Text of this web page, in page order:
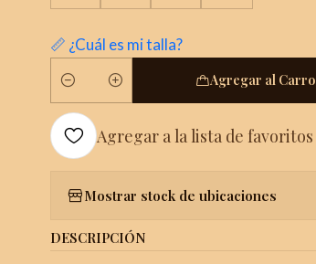
📏 ¿Cuál es mi talla?
Cantidad
Agregar al Carro
Agregar a la lista de favoritos
Mostrar stock de ubicaciones
DESCRIPCIÓN